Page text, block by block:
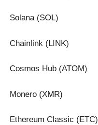
Solana (SOL)
Chainlink (LINK)
Cosmos Hub (ATOM)
Monero (XMR)
Ethereum Classic (ETC)